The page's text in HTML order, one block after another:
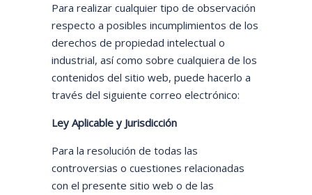
Para realizar cualquier tipo de observación
respecto a posibles incumplimientos de los
derechos de propiedad intelectual o
industrial, así como sobre cualquiera de los
contenidos del sitio web, puede hacerlo a
través del siguiente correo electrónico:
Ley Aplicable y Jurisdicción
Para la resolución de todas las
controversias o cuestiones relacionadas
con el presente sitio web o de las